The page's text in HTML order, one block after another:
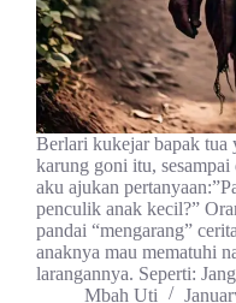
Berlari kukejar bapak tua
karung goni itu, sesampai
aku ajukan
penculik anak kecil?”
pandai “mengarang”
anaknya mau mematuhi
larangannya. Seperti:
Mbah Uti